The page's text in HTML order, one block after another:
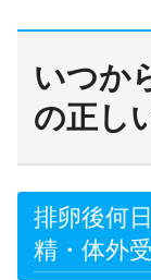
いつか
の正し
排卵後何
精・体外